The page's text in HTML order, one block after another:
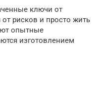
ключи от
рисков и просто жить
опытные
изготовлением